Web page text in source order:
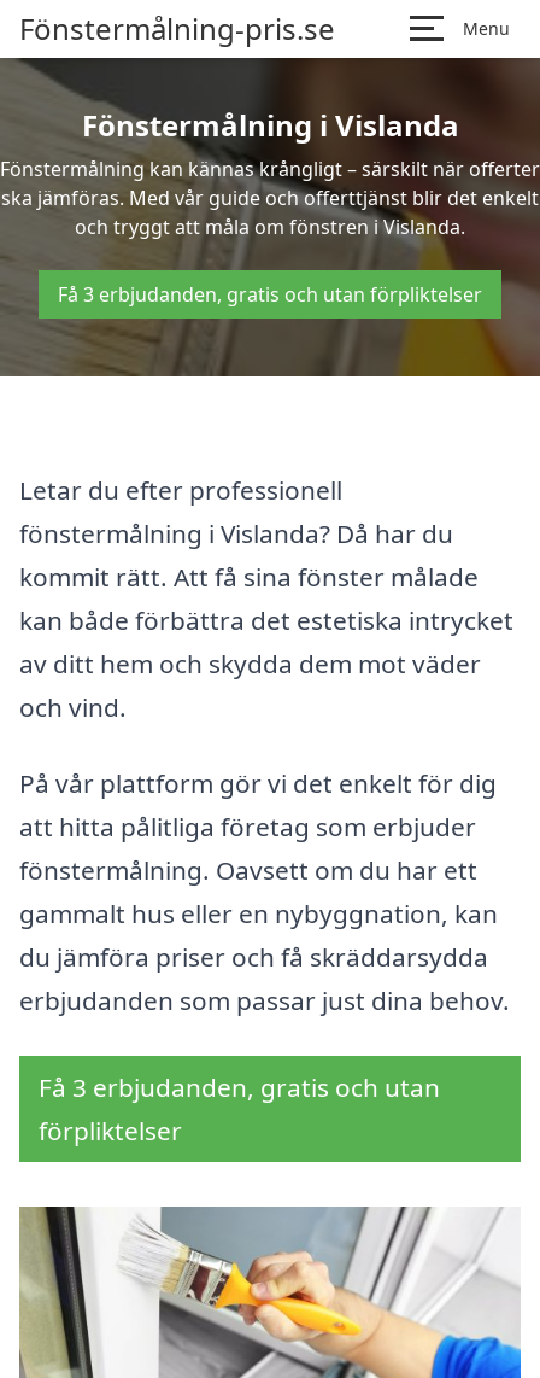
Fönstermålning-pris.se Menu
Fönstermålning i Vislanda
Fönstermålning kan kännas krångligt – särskilt när offerter
ska jämföras. Med vår guide och offerttjänst blir det enkelt
och tryggt att måla om fönstren i Vislanda.
Få 3 erbjudanden, gratis och utan förpliktelser
Letar du efter professionell
fönstermålning i Vislanda? Då har du
kommit rätt. Att få sina fönster målade
kan både förbättra det estetiska intrycket
av ditt hem och skydda dem mot väder
och vind.
På vår plattform gör vi det enkelt för dig
att hitta pålitliga företag som erbjuder
fönstermålning. Oavsett om du har ett
gammalt hus eller en nybyggnation, kan
du jämföra priser och få skräddarsydda
erbjudanden som passar just dina behov.
Få 3 erbjudanden, gratis och utan
förpliktelser